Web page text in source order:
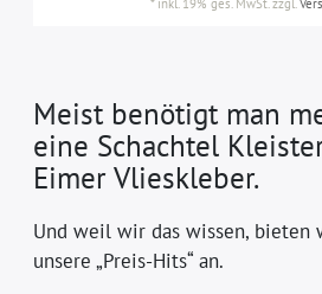
* inkl. 19% ges. MwSt.zzgl.
Meist benötigt man
eine Schachtel
Eimer Vlieskleber.
Und weil wir das wissen, bieten
unsere „Preis-Hits“ an.